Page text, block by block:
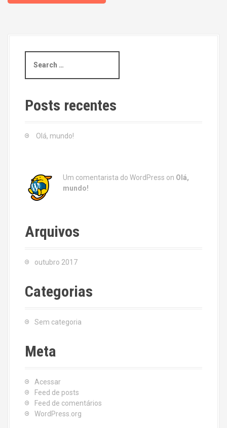
a
c
h
Posts recentes
Olá, mundo!
Um comentarista do WordPress on Olá,
mundo!
Arquivos
outubro 2017
Categorias
Sem categoria
Meta
Acessar
Feed de posts
Feed de comentários
WordPress.org